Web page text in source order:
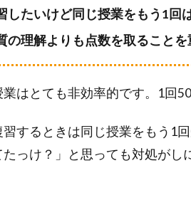
したいけど同じ授業をもう1回
の理解よりも点数を取ること
はとても非効率的です。1回
習するときは同じ授業をもう1
っけ？」と思っても対処がし